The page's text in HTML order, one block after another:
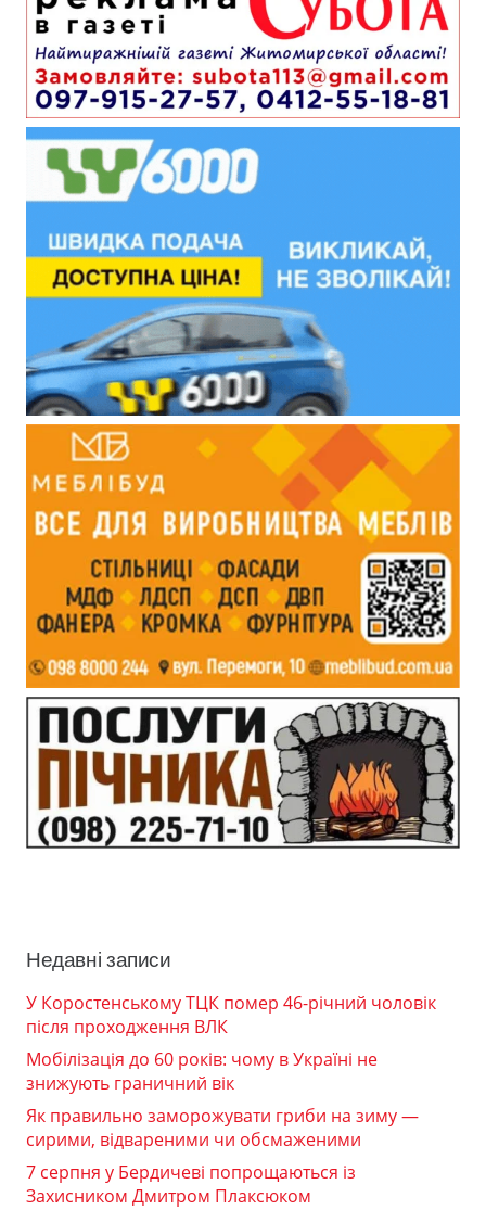
Недавні записи
У Коростенському ТЦК помер 46-річний чоловік
після проходження ВЛК
Мобілізація до 60 років: чому в Україні не
знижують граничний вік
Як правильно заморожувати гриби на зиму —
сирими, відвареними чи обсмаженими
7 серпня у Бердичеві попрощаються із
Захисником Дмитром Плаксюком